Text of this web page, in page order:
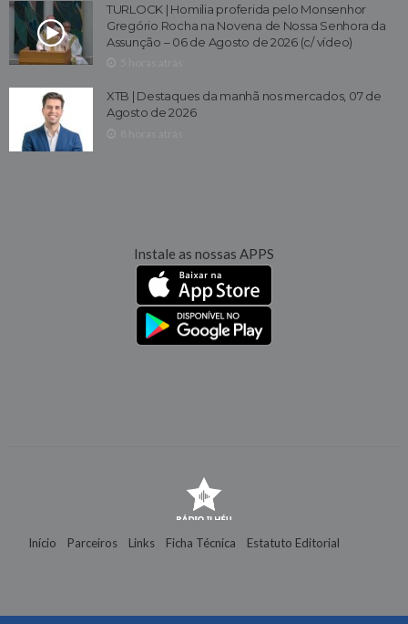
TURLOCK | Homilia proferida pelo Monsenhor
Gregório Rocha na Novena de Nossa Senhora da
Assunção – 06 de Agosto de 2026 (c/ vídeo)
XTB | Destaques da manhã nos mercados, 07 de
Agosto de 2026
Instale as nossas APPS
Início Parceiros Links Ficha Técnica Estatuto Editorial